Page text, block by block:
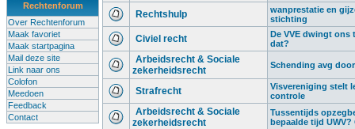
Rechtenforum
Over Rechtenforum
Maak favoriet
Maak startpagina
Mail deze site
Link naar ons
Colofon
Meedoen
Feedback
Contact
Rechtshulp
wanprestatie en
stichting
Civiel recht
De VVE dwingt ons
dat?
Arbeidsrecht & Sociale
zekerheidsrecht
Schending avg
Strafrecht
Visvereniging stelt
controle
Arbeidsrecht & Sociale
zekerheidsrecht
Tussentijds
bepaalde tijd UWV?